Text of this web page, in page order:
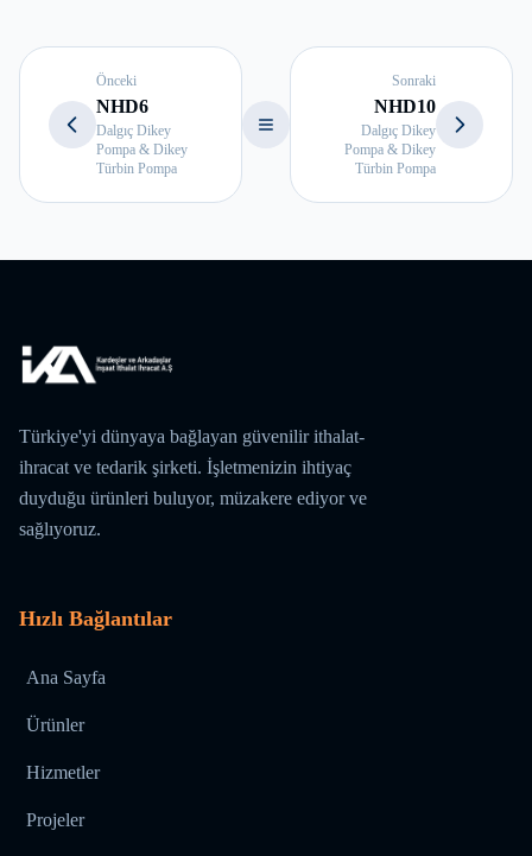
Önceki
NHD6
Dalgıç Dikey
Pompa & Dikey
Türbin Pompa
Sonraki
NHD10
Dalgıç Dikey
Pompa & Dikey
Türbin Pompa
Türkiye'yi dünyaya bağlayan güvenilir ithalat-
ihracat ve tedarik şirketi. İşletmenizin ihtiyaç
duyduğu ürünleri buluyor, müzakere ediyor ve
sağlıyoruz.
Hızlı Bağlantılar
Ana Sayfa
Ürünler
Hizmetler
Projeler